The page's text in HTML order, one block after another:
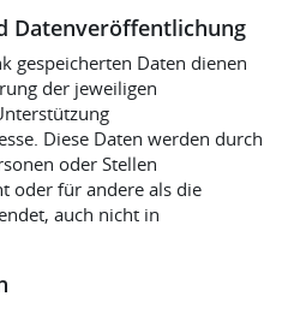
Datenveröffentlichung
gespeicherten Daten dienen
der jeweiligen
Diese Daten werden durch
oder Stellen
oder für andere als die
auch nicht in